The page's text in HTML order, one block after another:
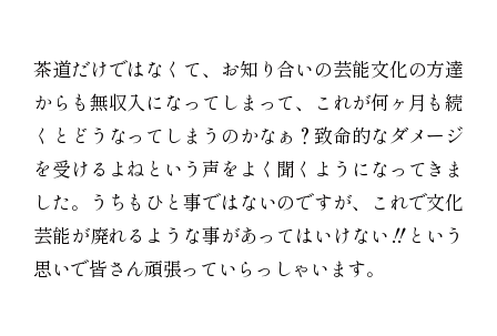
茶道だけではなくて、お知り合いの芸能文化の方達
からも無収入になってしまって、これが何ヶ月も続
くとどうなってしまうのかなぁ？致命的なダメージ
を受けるよねという声をよく聞くようになってきま
した。うちもひと事ではないのですが、これで文化
芸能が廃れるような事があってはいけない‼️という
思いで皆さん頑張っていらっしゃいます。